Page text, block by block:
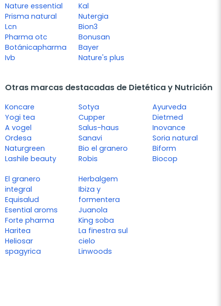
Nature essential
Prisma natural
Lcn
Pharma otc
Botánicapharma
Ivb
Kal
Nutergia
Bion3
Bonusan
Bayer
Nature's plus
Otras marcas destacadas de Dietética y Nutrición
Koncare
Yogi tea
A vogel
Ordesa
Naturgreen
Lashile beauty
Sotya
Cupper
Salus-haus
Sanavi
Bio el granero
Robis
Ayurveda
Dietmed
Inovance
Soria natural
Biform
Biocop
El granero
integral
Equisalud
Esential aroms
Forte pharma
Haritea
Heliosar
spagyrica
Herbalgem
Ibiza y
formentera
Juanola
King soba
La finestra sul
cielo
Linwoods